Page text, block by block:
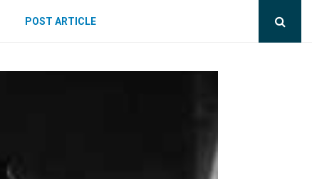
POST ARTICLE